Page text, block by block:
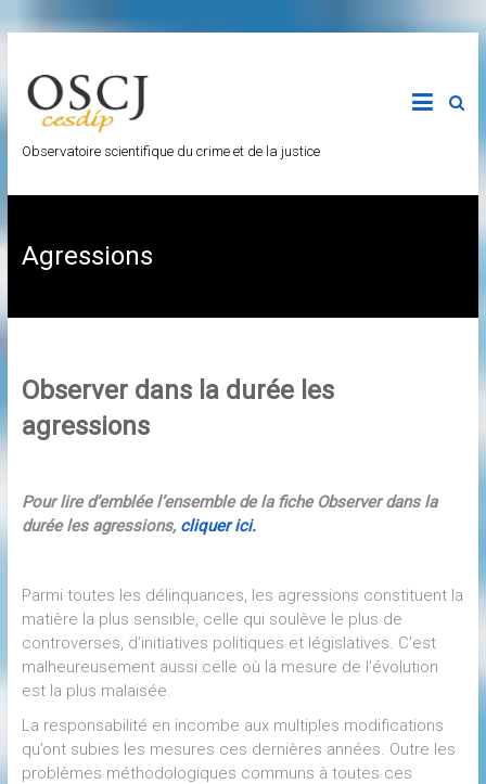
content
Observatoire scientifique du crime et de la justice
Agressions
Observer dans la durée les
agressions
Pour lire d’emblée l’ensemble de la fiche Observer dans la
durée les agressions, cliquer ici.
Parmi toutes les délinquances, les agressions constituent la
matière la plus sensible, celle qui soulève le plus de
controverses, d’initiatives politiques et législatives. C’est
malheureusement aussi celle où la mesure de l’évolution
est la plus malaisée.
La responsabilité en incombe aux multiples modifications
qu’ont subies les mesures ces dernières années. Outre les
problèmes méthodologiques communs à toutes ces